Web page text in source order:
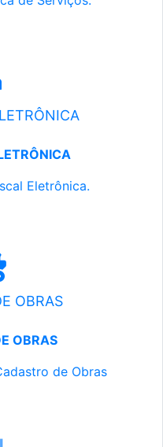
Eletrônica.
OBRAS
OBRAS
de Obras